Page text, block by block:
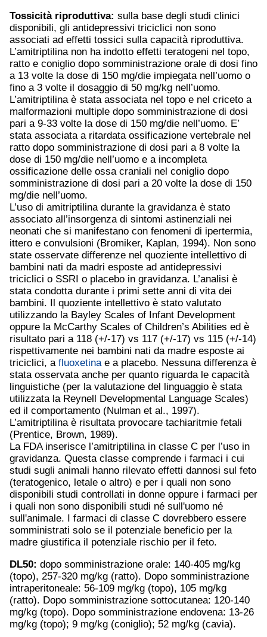
Tossicità riproduttiva: sulla base degli studi clinici
disponibili, gli antidepressivi triciclici non sono
associati ad effetti tossici sulla capacità riproduttiva.
L’amitriptilina non ha indotto effetti teratogeni nel topo,
ratto e coniglio dopo somministrazione orale di dosi fino
a 13 volte la dose di 150 mg/die impiegata nell’uomo o
fino a 3 volte il dosaggio di 50 mg/kg nell’uomo.
L’amitriptilina è stata associata nel topo e nel criceto a
malformazioni multiple dopo somministrazione di dosi
pari a 9-33 volte la dose di 150 mg/die nell’uomo. E’
stata associata a ritardata ossificazione vertebrale nel
ratto dopo somministrazione di dosi pari a 8 volte la
dose di 150 mg/die nell’uomo e a incompleta
ossificazione delle ossa craniali nel coniglio dopo
somministrazione di dosi pari a 20 volte la dose di 150
mg/die nell’uomo.
L’uso di amitriptilina durante la gravidanza è stato
associato all’insorgenza di sintomi astinenziali nei
neonati che si manifestano con fenomeni di ipertermia,
ittero e convulsioni (Bromiker, Kaplan, 1994). Non sono
state osservate differenze nel quoziente intellettivo di
bambini nati da madri esposte ad antidepressivi
triciclici o SSRI o placebo in gravidanza. L’analisi è
stata condotta durante i primi sette anni di vita dei
bambini. Il quoziente intellettivo è stato valutato
utilizzando la Bayley Scales of Infant Development
oppure la McCarthy Scales of Children’s Abilities ed è
risultato pari a 118 (+/-17) vs 117 (+/-17) vs 115 (+/-14)
rispettivamente nei bambini nati da madre esposte ai
triciclici, a fluoxetinae a placebo. Nessuna differenza è
stata osservata anche per quanto riguarda le capacità
linguistiche (per la valutazione del linguaggio è stata
utilizzata la Reynell Developmental Language Scales)
ed il comportamento (Nulman et al., 1997).
L’amitriptilina è risultata provocare tachiaritmie fetali
(Prentice, Brown, 1989).
La FDA inserisce l’amitriptilina in classe C per l’uso in
gravidanza. Questa classe comprende i farmaci i cui
studi sugli animali hanno rilevato effetti dannosi sul feto
(teratogenico, letale o altro) e per i quali non sono
disponibili studi controllati in donne oppure i farmaci per
i quali non sono disponibili studi né sull'uomo né
sull'animale. I farmaci di classe C dovrebbero essere
somministrati solo se il potenziale beneficio per la
madre giustifica il potenziale rischio per il feto.
DL50: dopo somministrazione orale: 140-405 mg/kg
(topo), 257-320 mg/kg (ratto). Dopo somministrazione
intraperitoneale: 56-109 mg/kg (topo), 105 mg/kg
(ratto). Dopo somministrazione sottocutanea: 120-140
mg/kg (topo). Dopo somministrazione endovena: 13-26
mg/kg (topo); 9 mg/kg (coniglio); 52 mg/kg (cavia).